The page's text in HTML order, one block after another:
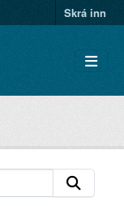
Skrá inn